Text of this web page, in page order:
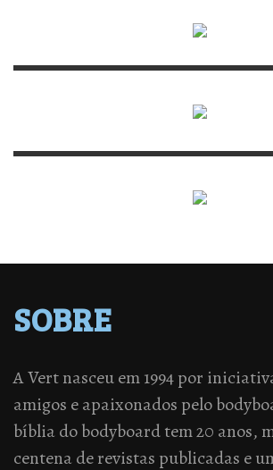
SOBRE
A Vert nasceu em 1994 por
amigos e apaixonados pelo
bíblia do bodyboard tem 20 anos,
centena de revistas publicadas e